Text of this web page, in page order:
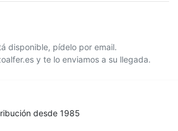
disponible, pídelo por email.
y te lo enviamos a su llegada.
desde 1985